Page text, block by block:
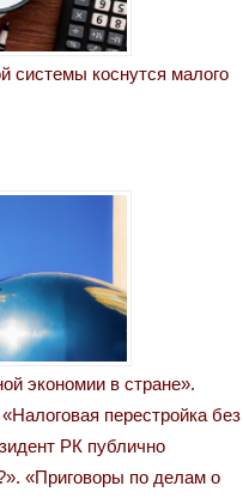
системы коснутся малого
экономии в стране».
перестройка без
РК публично
«Приговоры по делам о